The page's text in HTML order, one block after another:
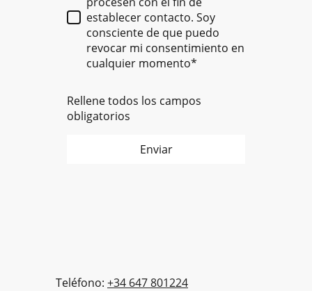
establecer contacto. Soy
consciente de que puedo
revocar mi consentimiento en
cualquier momento*
Rellene todos los campos
obligatorios
Enviar
Teléfono: +34 647 801224